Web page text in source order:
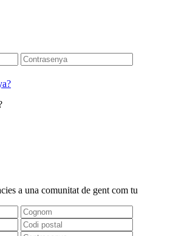
a una comunitat de gent com tu